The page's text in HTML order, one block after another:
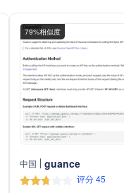
79%相似度
中国 guance
评分 45